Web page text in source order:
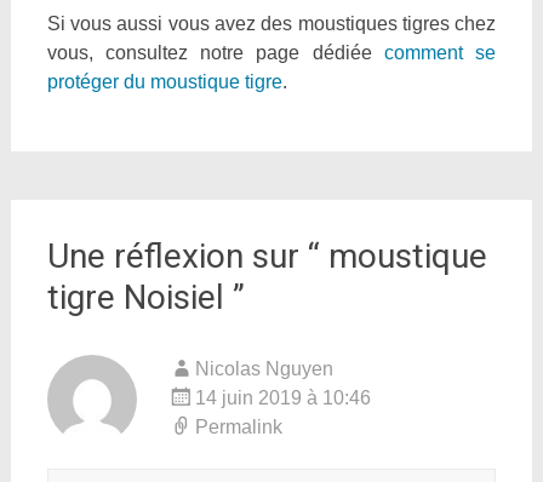
Si vous aussi vous avez des moustiques tigres chez
vous, consultez notre page dédiée comment se
protéger du moustique tigre.
Une réflexion sur “ moustique
tigre Noisiel ”
Nicolas Nguyen
14 juin 2019 à 10:46
Permalink